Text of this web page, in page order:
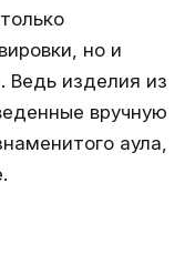
но и
изделия из
вручную
аула,